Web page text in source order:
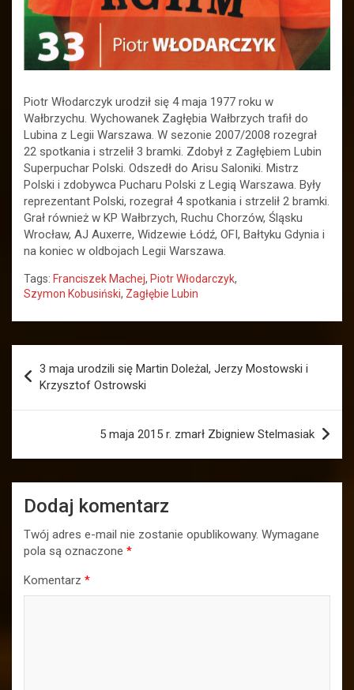
Piotr Włodarczyk urodził się 4 maja 1977 roku w
Wałbrzychu. Wychowanek Zagłębia Wałbrzych trafił do
Lubina z Legii Warszawa. W sezonie 2007/2008 rozegrał
22 spotkania i strzelił 3 bramki. Zdobył z Zagłębiem Lubin
Superpuchar Polski. Odszedł do Arisu Saloniki. Mistrz
Polski i zdobywca Pucharu Polski z Legią Warszawa. Były
reprezentant Polski, rozegrał 4 spotkania i strzelił 2 bramki.
Grał również w KP Wałbrzych, Ruchu Chorzów, Śląsku
Wrocław, AJ Auxerre, Widzewie Łódź, OFI, Bałtyku Gdynia i
na koniec w oldbojach Legii Warszawa.
Tags: Franciszek Machej, Piotr Włodarczyk,
Szymon Kobusiński, Zagłębie Lubin
wpisu
3 maja urodzili się Martin Doleżal, Jerzy Mostowski i
Krzysztof Ostrowski
5 maja 2015 r. zmarł Zbigniew Stelmasiak
Dodaj komentarz
Twój adres e-mail nie zostanie opublikowany. Wymagane
pola są oznaczone *
Komentarz *